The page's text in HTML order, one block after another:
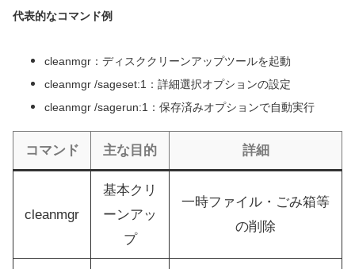
代表的なコマンド例
cleanmgr：ディスククリーンアップツールを起動
cleanmgr /sageset:1：詳細選択オプションの設定
cleanmgr /sagerun:1：保存済みオプションで自動実行
コマンド 主な目的 詳細
cleanmgr
基本クリ
ーンアッ
プ
一時ファイル・ごみ箱等
の削除